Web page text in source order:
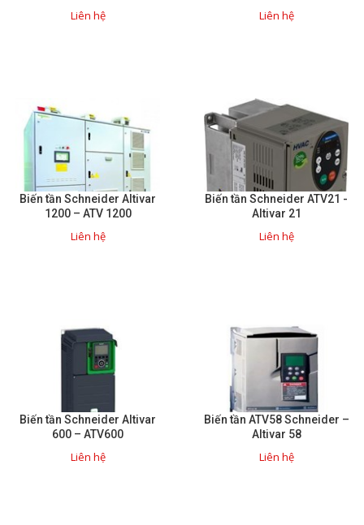
Liên hệ Liên hệ
Biến tần Schneider Altivar
1200 – ATV 1200
Liên hệ
Biến tần Schneider ATV21 -
Altivar 21
Liên hệ
Biến tần Schneider Altivar
600 – ATV600
Liên hệ
Biến tần ATV58 Schneider –
Altivar 58
Liên hệ